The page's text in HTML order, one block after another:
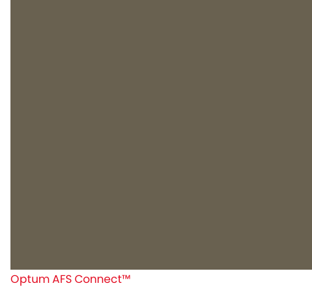
Optum AFS Connect™